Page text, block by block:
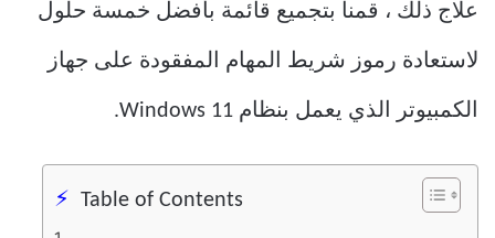
علاج ذلك ، قمنا بتجميع قائمة بأفضل خمسة حلول
لاستعادة رموز شريط المهام المفقودة على جهاز
الكمبيوتر الذي يعمل بنظام Windows 11.
Table of Contents